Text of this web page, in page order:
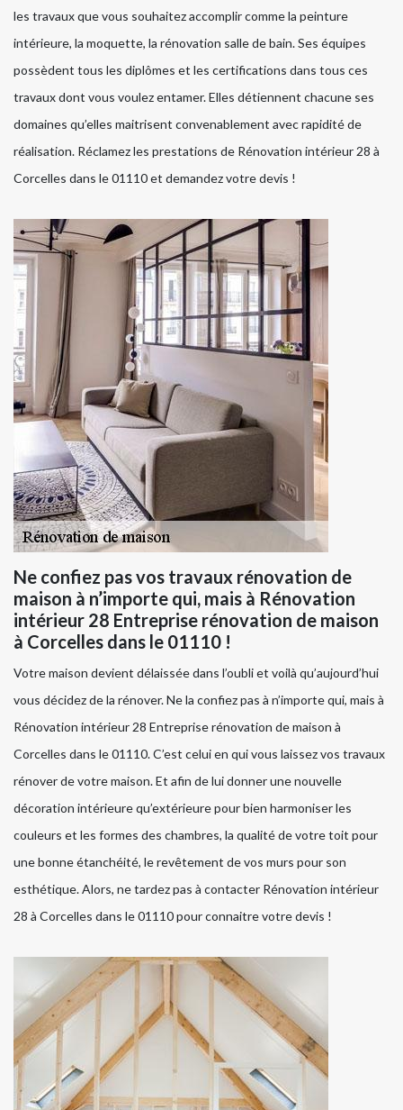
les travaux que vous souhaitez accomplir comme la peinture
intérieure, la moquette, la rénovation salle de bain. Ses équipes
possèdent tous les diplômes et les certifications dans tous ces
travaux dont vous voulez entamer. Elles détiennent chacune ses
domaines qu’elles maitrisent convenablement avec rapidité de
réalisation. Réclamez les prestations de Rénovation intérieur 28 à
Corcelles dans le 01110 et demandez votre devis !
Ne confiez pas vos travaux rénovation de
maison à n’importe qui, mais à Rénovation
intérieur 28 Entreprise rénovation de maison
à Corcelles dans le 01110 !
Votre maison devient délaissée dans l’oubli et voilà qu’aujourd’hui
vous décidez de la rénover. Ne la confiez pas à n’importe qui, mais à
Rénovation intérieur 28 Entreprise rénovation de maison à
Corcelles dans le 01110. C’est celui en qui vous laissez vos travaux
rénover de votre maison. Et afin de lui donner une nouvelle
décoration intérieure qu’extérieure pour bien harmoniser les
couleurs et les formes des chambres, la qualité de votre toit pour
une bonne étanchéité, le revêtement de vos murs pour son
esthétique. Alors, ne tardez pas à contacter Rénovation intérieur
28 à Corcelles dans le 01110 pour connaitre votre devis !